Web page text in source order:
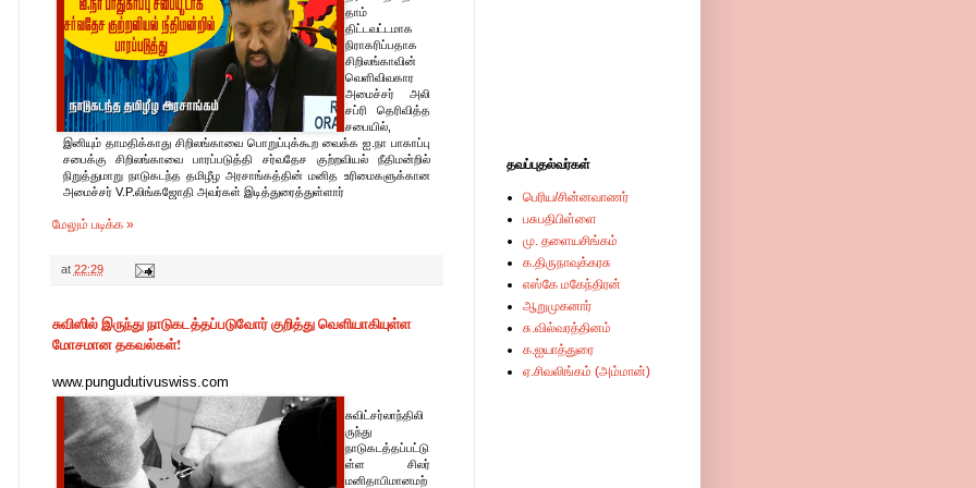
தாம்
திட்டவட்டமாக
நிராகரிப்பதாக
சிறிலங்காவின்
வெளிவிவகார
அமைச்சர் அலி
சப்ரி தெரிவித்த
சபையில்,
இனியும் தாமதிக்காது சிறிலங்காவை பொறுப்புக்கூற வைக்க ஐ.நா பாகாப்பு
சபைக்கு சிறிலங்காவை பாரப்படுத்தி சர்வதேச குற்றவியல் நீதிமன்றில்
நிறுத்துமாறு நாடுகடந்த தமிழீழ அரசாங்கத்தின் மனித உரிமைகளுக்கான
அமைச்சர் V.P.லிங்கஜோதி அவர்கள் இடித்துரைத்துள்ளார்
மேலும் படிக்க »
at 22:29
சுவிஸில் இருந்து நாடுகடத்தப்படுவோர் குறித்து வெளியாகியுள்ள
மோசமான தகவல்கள்!
www.pungudutivuswiss.com
சுவிட்சர்லாந்திலி
ருந்து
நாடுகடத்தப்பட்டு
ள்ள சிலர்
மனிதாபிமானமற்
தவப்புதல்வர்கள்
பெரிய/சின்னவாணர்
பசுபதிபிள்ளை
மு. தளையசிங்கம்
க.திருநாவுக்கரசு
எஸ்கே மகேந்திரன்
ஆறுமுகனார்
சு.வில்வரத்தினம்
க.ஐயாத்துரை
ஏ.சிவலிங்கம் (அம்மான்)